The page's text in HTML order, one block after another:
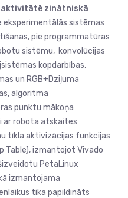
aktivitātē zinātniskā
sistēmas
pie programmatūras
sistēmu, konvolūcijas
kopdarbības,
un RGB+Dziļuma
algoritma
punktu mākoņa
ar robota atskaites
tīkla aktivizācijas funkcijas
Table), izmantojot Vivado
PetaLinux
izmantojama
tika papildināts